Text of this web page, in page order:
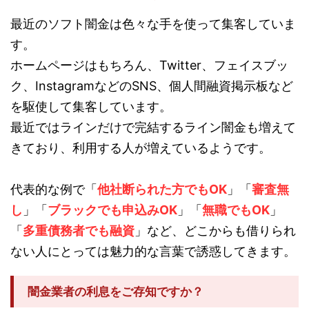
最近のソフト闇金は色々な手を使って集客していま
す。
ホームページはもちろん、Twitter、フェイスブッ
ク、InstagramなどのSNS、個人間融資掲示板など
を駆使して集客しています。
最近ではラインだけで完結するライン闇金も増えて
きており、利用する人が増えているようです。
代表的な例で「 他社断られた方でもOK 」「 審査無
し 」「 ブラックでも申込みOK 」「 無職でもOK 」
「 多重債務者でも融資 」など、どこからも借りられ
ない人にとっては魅力的な言葉で誘惑してきます。
闇金業者の利息をご存知ですか？